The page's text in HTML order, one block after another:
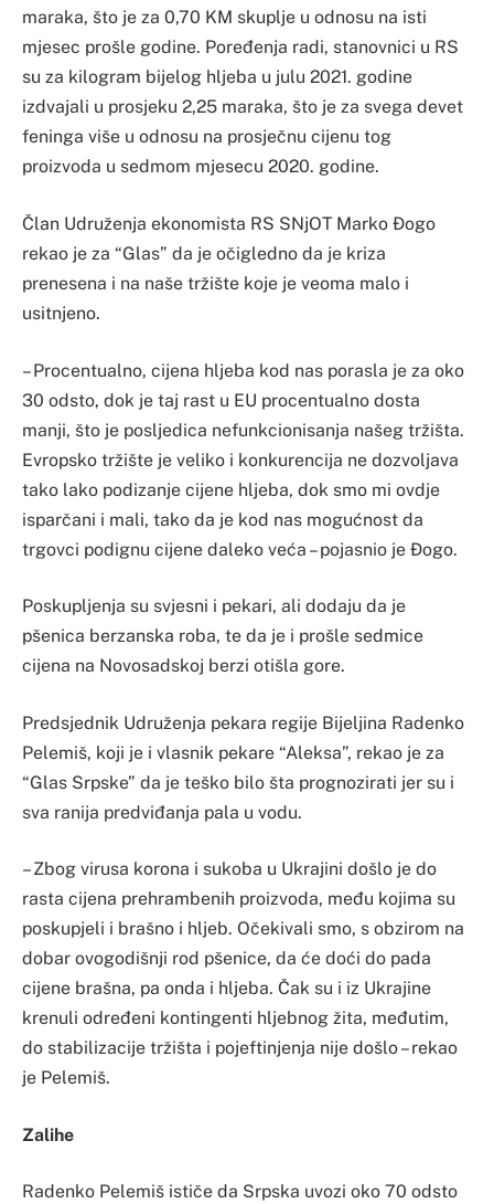
maraka, što je za 0,70 KM skuplje u odnosu na isti
mjesec prošle godine. Poređenja radi, stanovnici u RS
su za kilogram bijelog hljeba u julu 2021. godine
izdvajali u prosjeku 2,25 maraka, što je za svega devet
feninga više u odnosu na prosječnu cijenu tog
proizvoda u sedmom mjesecu 2020. godine.
Član Udruženja ekonomista RS SNjOT Marko Đogo
rekao je za “Glas” da je očigledno da je kriza
prenesena i na naše tržište koje je veoma malo i
usitnjeno.
– Procentualno, cijena hljeba kod nas porasla je za oko
30 odsto, dok je taj rast u EU procentualno dosta
manji, što je posljedica nefunkcionisanja našeg tržišta.
Evropsko tržište je veliko i konkurencija ne dozvoljava
tako lako podizanje cijene hljeba, dok smo mi ovdje
isparčani i mali, tako da je kod nas mogućnost da
trgovci podignu cijene daleko veća – pojasnio je Đogo.
Poskupljenja su svjesni i pekari, ali dodaju da je
pšenica berzanska roba, te da je i prošle sedmice
cijena na Novosadskoj berzi otišla gore.
Predsjednik Udruženja pekara regije Bijeljina Radenko
Pelemiš, koji je i vlasnik pekare “Aleksa”, rekao je za
“Glas Srpske” da je teško bilo šta prognozirati jer su i
sva ranija predviđanja pala u vodu.
– Zbog virusa korona i sukoba u Ukrajini došlo je do
rasta cijena prehrambenih proizvoda, među kojima su
poskupjeli i brašno i hljeb. Očekivali smo, s obzirom na
dobar ovogodišnji rod pšenice, da će doći do pada
cijene brašna, pa onda i hljeba. Čak su i iz Ukrajine
krenuli određeni kontingenti hljebnog žita, međutim,
do stabilizacije tržišta i pojeftinjenja nije došlo – rekao
je Pelemiš.
Zalihe
Radenko Pelemiš ističe da Srpska uvozi oko 70 odsto